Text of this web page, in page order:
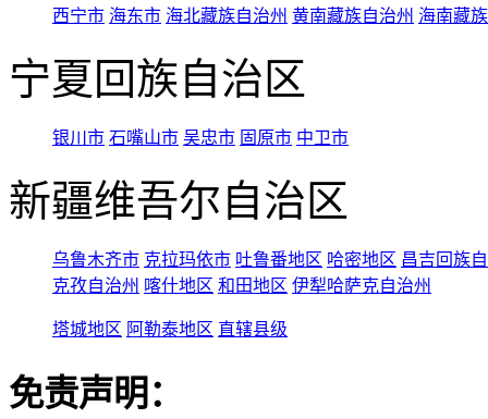
西宁市 海东市 海北藏族自治州 黄南藏族自治州 海南藏
宁夏回族自治区
银川市 石嘴山市 吴忠市 固原市 中卫市
新疆维吾尔自治区
乌鲁木齐市 克拉玛依市 吐鲁番地区 哈密地区 昌吉回族
克孜自治州 喀什地区 和田地区 伊犁哈萨克自治州
塔城地区 阿勒泰地区 直辖县级
免责声明：